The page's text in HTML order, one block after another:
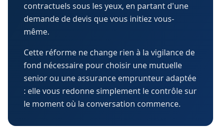
contractuels sous les yeux, en partant d'une
demande de devis que vous initiez vous-
même.
Cette réforme ne change rien à la vigilance de
fond nécessaire pour choisir une mutuelle
senior ou une assurance emprunteur adaptée
: elle vous redonne simplement le contrôle sur
le moment où la conversation commence.